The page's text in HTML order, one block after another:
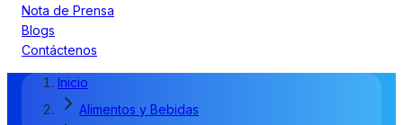
Nota de Prensa
Blogs
Contáctenos
Inicio
Alimentos y Bebidas